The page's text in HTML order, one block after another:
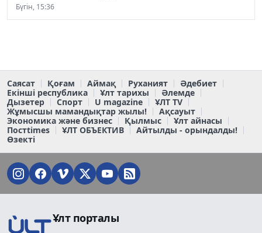
Бүгін, 15:36
Саясат Қоғам Аймақ Руханият
Әдебиет
Екінші республика
Ұлт тарихы
Әлемде
Дызетер
Спорт U magazine
ҰЛТ TV
Жұмысшы мамандықтар жылы!
Ақсауыт
Экономика және бизнес
Қылмыс
Ұлт айнасы
Постtimes
ҰЛТ ОБЪЕКТИВ
Айтылды - орындалды!
Өзекті
Ұлт порталы